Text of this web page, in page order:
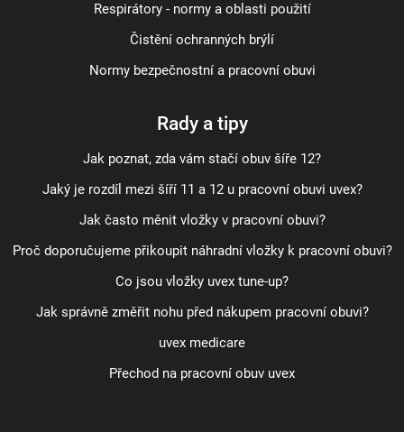
Respirátory - normy a oblasti použití
Čistění ochranných brýlí
Normy bezpečnostní a pracovní obuvi
Rady a tipy
Jak poznat, zda vám stačí obuv šíře 12?
Jaký je rozdíl mezi šíří 11 a 12 u pracovní obuvi uvex?
Jak často měnit vložky v pracovní obuvi?
Proč doporučujeme přikoupit náhradní vložky k pracovní obuvi?
Co jsou vložky uvex tune-up?
Jak správně změřit nohu před nákupem pracovní obuvi?
uvex medicare
Přechod na pracovní obuv uvex